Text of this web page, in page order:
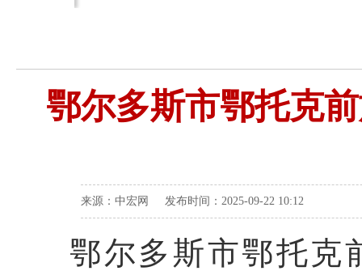
鄂尔多斯市鄂托克
来源：中宏网 发布时间：2025-09-22 10:12
鄂尔多斯市鄂托克